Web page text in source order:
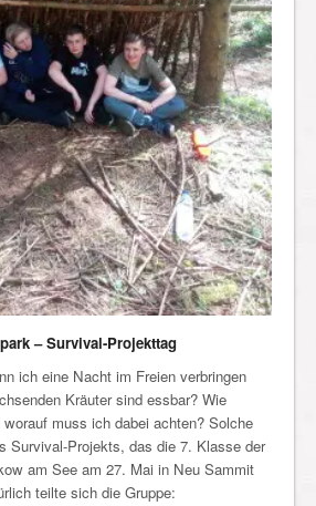
– Survival-Projekttag
ich eine Nacht im Freien verbringen
Kräuter sind essbar? Wie
muss ich dabei achten? Solche
Survival-Projekts, das die 7. Klasse der
am See am 27. Mai in Neu Sammit
teilte sich die Gruppe: